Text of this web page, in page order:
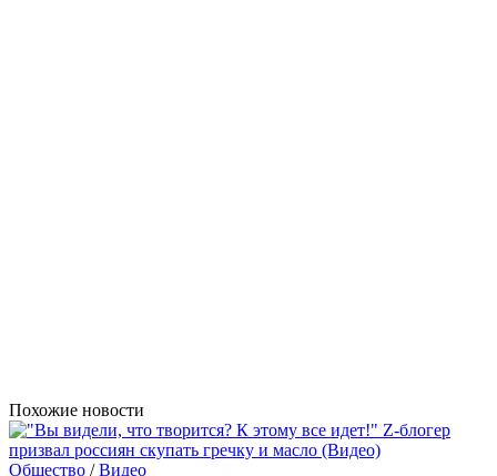
Похожие новости
Общество /Видео